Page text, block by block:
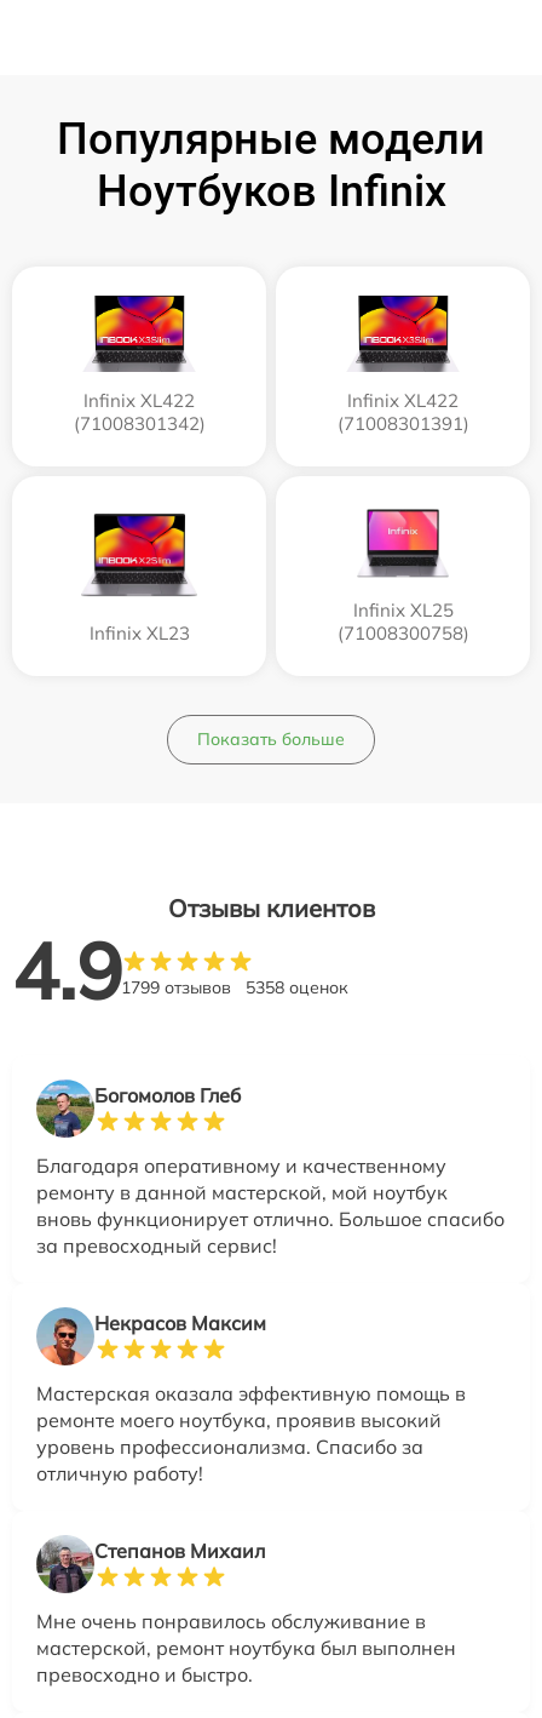
Популярные модели
Ноутбуков Infinix
Infinix XL422
(71008301342)
Infinix XL422
(71008301391)
Infinix XL23
Infinix XL25
(71008300758)
Показать больше
Отзывы клиентов
4.91799 отзывов 5358 оценок
Богомолов Глеб
Благодаря оперативному и качественному
ремонту в данной мастерской, мой ноутбук
вновь функционирует отлично. Большое спасибо
за превосходный сервис!
Некрасов Максим
Мастерская оказала эффективную помощь в
ремонте моего ноутбука, проявив высокий
уровень профессионализма. Спасибо за
отличную работу!
Степанов Михаил
Мне очень понравилось обслуживание в
мастерской, ремонт ноутбука был выполнен
превосходно и быстро.